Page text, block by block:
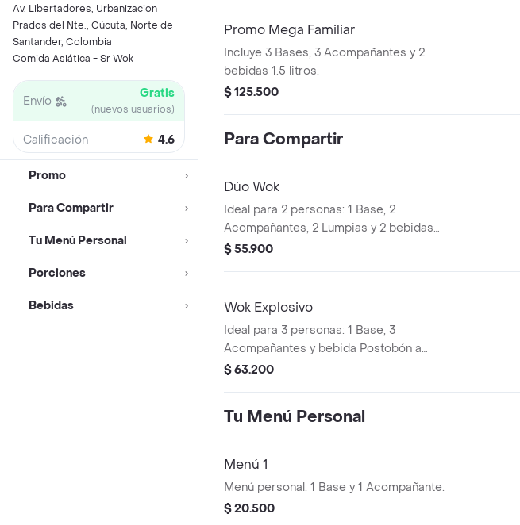
Av. Libertadores, Urbanizacion
Prados del Nte., Cúcuta, Norte de
Santander, Colombia
Comida Asiática - Sr Wok
Envío Gratis
(nuevos usuarios)
Calificación 4.6
Promo
Para Compartir
Tu Menú Personal
Porciones
Bebidas
Promo Mega Familiar
Incluye 3 Bases, 3 Acompañantes y 2
bebidas 1.5 litros.
$ 125.500
Para Compartir
Dúo Wok
Ideal para 2 personas: 1 Base, 2
Acompañantes, 2 Lumpias y 2 bebidas
Postobón a elección de 400ML.
$ 55.900
Wok Explosivo
Ideal para 3 personas: 1 Base, 3
Acompañantes y bebida Postobón a
elección de 1.5L
$ 63.200
Tu Menú Personal
Menú 1
Menú personal: 1 Base y 1 Acompañante.
$ 20.500